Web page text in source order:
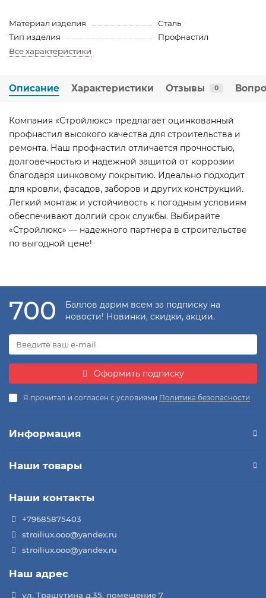
Материал изделия
Сталь
Тип изделия
Профнастил
Все характеристики
Описание Характеристики Отзывы 0
Компания «Стройлюкс» предлагает оцинкованный
профнастил высокого качества для строительства и
ремонта. Наш профнастил отличается прочностью,
долговечностью и надежной защитой от коррозии
благодаря цинковому покрытию. Идеально подходит
для кровли, фасадов, заборов и других конструкций.
Легкий монтаж и устойчивость к погодным условиям
обеспечивают долгий срок службы. Выбирайте
«Стройлюкс» — надежного партнера в строительстве
по выгодной цене!
700
Баллов дарим всем за подписку на
новости! Новинки, скидки, акции.
Оформить подписку
Я прочитал и согласен с условиями Политика безопасности
Информация
Наши товары
Наши контакты
+79685875403
stroiliux.ooo@yandex.ru
stroiliux.ooo@yandex.ru
Наш адрес
ул. Трашутина д.35, помещение 7